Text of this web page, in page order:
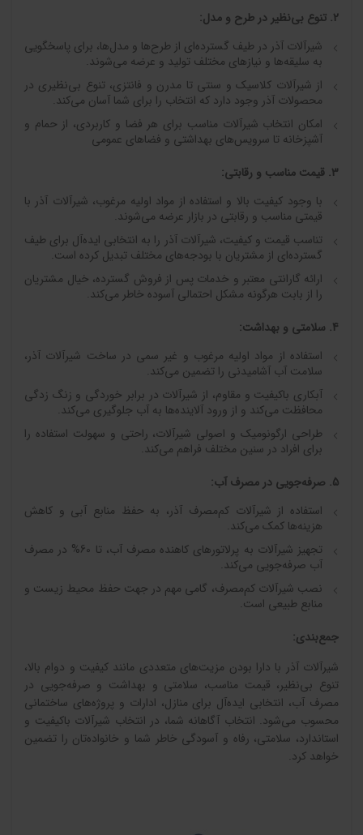
2. تنوع بی‌نظیر در طرح و مدل:
شیرآلات آذر در طیف گسترده‌ای از طرح‌ها و مدل‌ها، برای پاسخگویی
به سلیقه‌ها و نیازهای مختلف تولید و عرضه می‌شوند.
از شیرآلات کلاسیک و سنتی تا مدرن و فانتزی، تنوع بی‌نظیری در
محصولات آذر وجود دارد که انتخاب را برای شما آسان می‌کند.
امکان انتخاب شیرآلات مناسب برای هر فضا و کاربردی، از حمام و
آشپزخانه تا سرویس‌های بهداشتی و فضاهای عمومی
3. قیمت مناسب و رقابتی:
با وجود کیفیت بالا و استفاده از مواد اولیه مرغوب، شیرآلات آذر با
قیمتی مناسب و رقابتی در بازار عرضه می‌شوند.
تناسب قیمت و کیفیت، شیرآلات آذر را به انتخابی ایده‌آل برای طیف
گسترده‌ای از مشتریان با بودجه‌های مختلف تبدیل کرده است.
ارائه گارانتی معتبر و خدمات پس از فروش گسترده، خیال مشتریان
را از بابت هرگونه مشکل احتمالی آسوده خاطر می‌کند.
4. سلامتی و بهداشت:
استفاده از مواد اولیه مرغوب و غیر سمی در ساخت شیرآلات آذر،
سلامت آب آشامیدنی را تضمین می‌کند.
آبکاری باکیفیت و مقاوم، از شیرآلات در برابر خوردگی و زنگ زدگی
محافظت می‌کند و از ورود آلاینده‌ها به آب جلوگیری می‌کند.
طراحی ارگونومیک و اصولی شیرآلات، راحتی و سهولت استفاده را
برای افراد در سنین مختلف فراهم می‌کند.
5. صرفه‌جویی در مصرف آب:
استفاده از شیرآلات کم‌مصرف آذر، به حفظ منابع آبی و کاهش
هزینه‌ها کمک می‌کند.
تجهیز شیرآلات به پرلاتورهای کاهنده مصرف آب، تا 60% در مصرف
آب صرفه‌جویی می‌کند.
نصب شیرآلات کم‌مصرف، گامی مهم در جهت حفظ محیط زیست و
منابع طبیعی است.
جمع‌بندی:
شیرآلات آذر با دارا بودن مزیت‌های متعددی مانند کیفیت و دوام بالا،
تنوع بی‌نظیر، قیمت مناسب، سلامتی و بهداشت و صرفه‌جویی در
مصرف آب، انتخابی ایده‌آل برای منازل، ادارات و پروژه‌های ساختمانی
محسوب می‌شود. انتخاب آگاهانه شما، در انتخاب شیرآلات باکیفیت و
استاندارد، سلامتی، رفاه و آسودگی خاطر شما و خانواده‌تان را تضمین
خواهد کرد.
ملزومات ساختمانی خاورمیانه سعی
محصولات را با نهایت